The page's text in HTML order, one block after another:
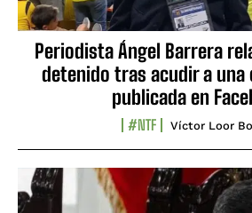
Periodista Ángel Barrera
detenido tras acudir a
publicada en
#NTF Víctor Loor